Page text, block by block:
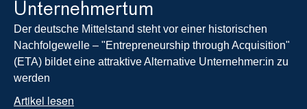
Unternehmertum
Der deutsche Mittelstand steht vor einer historischen
Nachfolgewelle – "Entrepreneurship through Acquisition"
(ETA) bildet eine attraktive Alternative Unternehmer:in zu
werden
Artikel lesen